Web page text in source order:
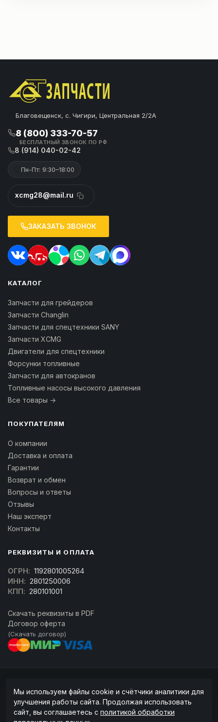
Благовещенск, с. Чигири, Центральная 2/2А
8 (800) 333-70-57
БЕСПЛАТНЫЙ ЗВОНОК ПО РФ
8 (914) 040-02-42
Пн-Пт: 9:30–18:00
xcmg28@mail.ru
ЗАКАЗАТЬ ЗВОНОК
КАТАЛОГ
Запчасти для грейдеров
Запчасти Changlin
Запчасти для спецтехники SANY
Запчасти XCMG
Двигатели для спецтехники
Форсунки топливные
Запчасти для автокранов
Топливные насосы высокого давления
Все товары →
ПОКУПАТЕЛЯМ
О компании
Доставка и оплата
Гарантии
Возврат и обмен
Вопросы и ответы
Отзывы
Наш эксперт
Контакты
РЕКВИЗИТЫ И ОПЛАТА
ОГРН: 1192801005264
ИНН: 2801250006
КПП: 280101001
Скачать реквизиты в PDF
Договор оферта
(Скачать договор)
ссылка на источник обязательна.
Информация на сайте не является публичной офертой (ст. 437 ГК РФ).
Точную стоимость и наличие уточняйте у менеджера.
Мы используем файлы cookie и счётчики аналитики для
улучшения работы сайта. Продолжая использовать
сайт, вы соглашаетесь с политикой обработки